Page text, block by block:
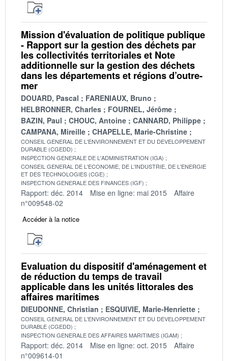
Mission d'évaluation de politique publique
- Rapport sur la gestion des déchets par
les collectivités territoriales et Note
additionnelle sur la gestion des déchets
dans les départements et régions d’outre-
mer
DOUARD, Pascal
FARENIAUX, Bruno
HELBRONNER, Charles
FOURNEL, Jérôme
BAZIN, Paul
CHOUC, Antoine
CANNARD, Philippe
CAMPANA, Mireille
CHAPELLE, Marie-Christine
CONSEIL GENERAL DE L'ENVIRONNEMENT ET DU DEVELOPPEMENT
DURABLE (CGEDD)
INSPECTION GENERALE DE L'ADMINISTRATION (IGA)
CONSEIL GENERAL DE L'ECONOMIE, DE L'INDUSTRIE, DE L'ENERGIE
ET DES TECHNOLOGIES (CGE)
INSPECTION GENERALE DES FINANCES (IGF)
Rapport: déc. 2014 Mise en ligne: mai 2015
Affaire
n°009548-02
Accéder à la notice
Evaluation du dispositif d'aménagement et
de réduction du temps de travail
applicable dans les unités littorales des
affaires maritimes
DIEUDONNE, Christian ESQUIVIE, Marie-Henriette
CONSEIL GENERAL DE L'ENVIRONNEMENT ET DU DEVELOPPEMENT
DURABLE (CGEDD)
INSPECTION GENERALE DES AFFAIRES MARITIMES (IGAM)
Rapport: déc. 2014 Mise en ligne: oct. 2015
Affaire
n°009614-01